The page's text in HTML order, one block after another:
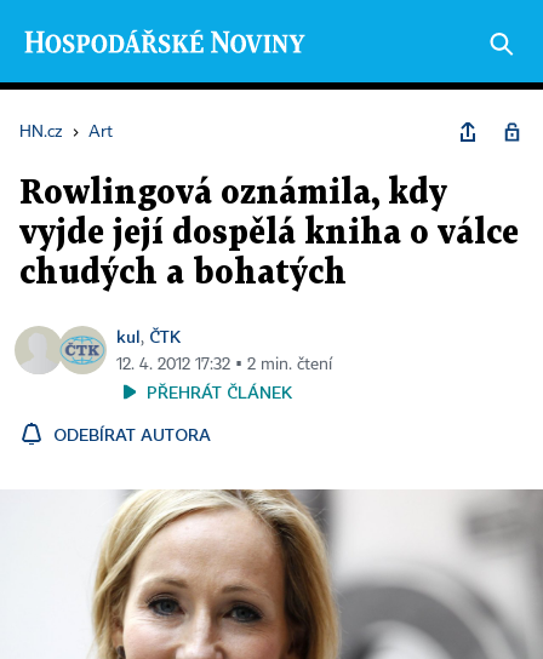
HN.cz › Art
Rowlingová oznámila, kdy
vyjde její dospělá kniha o válce
chudých a bohatých
kul, ČTK
12. 4. 2012 17:32 ▪ 2 min. čtení
PŘEHRÁT ČLÁNEK
ODEBÍRAT AUTORA